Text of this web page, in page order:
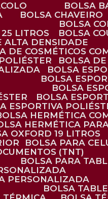
BOLSA
BOLSA CHAVEIRO
BOLSA
25 LITROS
BOLSA
ALTA DENSIDADE
DE COSMÉTICOS
BOLSA
BOLSA
BOLSA
BOLSA
BOLSA
ESPORTIVA
BOLSA HERMÉTICA
HERMÉTICA
OXFORD 19 LITROS
BOLSA PARA
(TNT)
BOLSA PARA
PERSONALIZADA
BOLSA